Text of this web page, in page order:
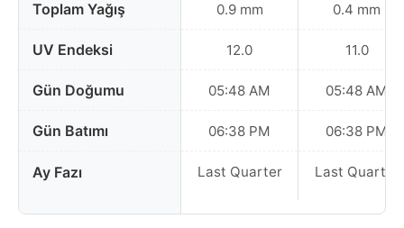
Toplam Yağış
UV Endeksi
Gün Doğumu
Gün Batımı
Ay Fazı
0.9 mm
12.0
05:48 AM
06:38 PM
Last Quarter
0.4 mm
11.0
05:48 AM
06:38 PM
Last Quarter